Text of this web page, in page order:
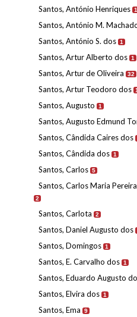
Santos, António Henriques 1
Santos, António M.
Santos, António S. dos 1
Santos, Artur Alberto dos 1
Santos, Artur de Oliveira 32
Santos, Artur Teodoro dos 1
Santos, Augusto 1
Santos, Augusto Edmund
Santos, Cândida Caires dos
Santos, Cândida dos 1
Santos, Carlos 5
Santos, Carlos Maria
2
Santos, Carlota 2
Santos, Daniel Augusto dos
Santos, Domingos 1
Santos, E. Carvalho dos 1
Santos, Eduardo Augusto
Santos, Elvira dos 1
Santos, Ema 9